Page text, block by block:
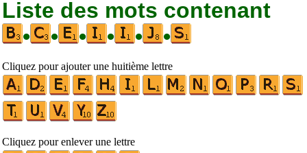
Liste des mots contenant
•
• • • • •
Cliquez pour ajouter une huitième lettre
Cliquez pour enlever une lettre